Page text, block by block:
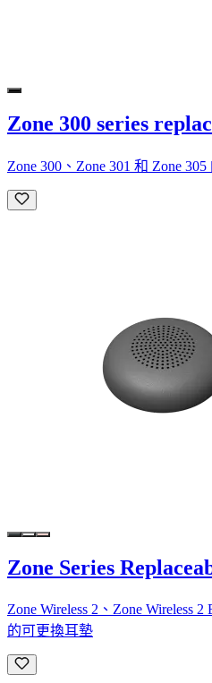
Zone 300 series
Zone 300、Zone 301 和 Zone
Zone Series
Zone Wireless 2、Zone Wireless
的可更換耳墊